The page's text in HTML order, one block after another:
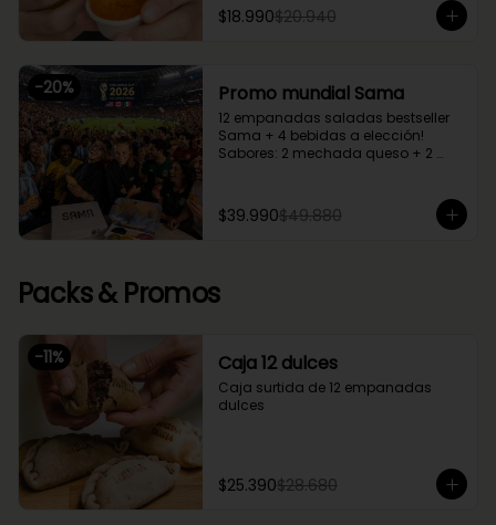
Chupe Palmitos, Margherita. Una
caja perfecta para compartir entre
$18.990$20.940
-20% Promo mundial Sama
12 empanadas saladas bestseller
Sama + 4 bebidas a elección!
Sabores: 2 mechada queso + 2
palmitos
$39.990$49.880
Packs & Promos
-11% Caja 12 dulces
Caja surtida de 12 empanadas
dulces
$25.390$28.680